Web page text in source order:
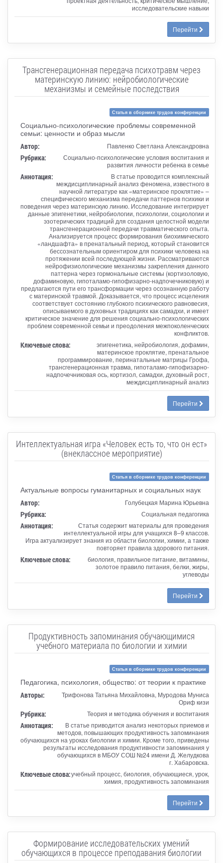
исследовательские навыки
Перейти
Трансгенерационная передача психотравм через
материнскую линию: нейробиологические
механизмы и семейные последствия
Статья в сборнике трудов конференции
Социально-психологические проблемы современной
семьи: ценности и образ мысли
Автор: Павленко Светлана Александровна
Рубрика:
Социально-психологические условия воспитания и
развития личности ребенка в семье
Аннотация:
В статье проводится комплексный
междисциплинарный анализ феномена, известного в
научной литературе как «материнское проклятие» –
специфического механизма передачи паттернов психики и
поведения через материнскую линию. Исследование интегрирует
данные эпигенетики, нейробиологии, психологии, социологии и
эзотерических традиций для создания целостной модели
трансгенерационной передачи травматического опыта.
Анализируется процесс формирования биохимического
«ландшафта» в пренатальный период, который становится
бессознательным ориентиром для психики человека на
протяжении всей последующей жизни. Рассматриваются
нейрофизиологические механизмы закрепления данного
паттерна через гормональные системы (кортизоловую,
дофаминовую, гипоталамо-гипофизарно-надпочечниковую) и
предлагаются пути его трансформации через осознанную работу
с материнской травмой. Доказывается, что процесс исцеления
соответствует состоянию глубокого психического равновесия,
описываемого в духовных традициях как самадхи, и имеет
критическое значение для решения социально-психологических
проблем современной семьи и преодоления межпоколенческих
конфликтов.
Ключевые слова:
эпигенетика, нейробиология, дофамин,
материнское проклятие, пренатальное
программирование, перинатальные матрицы Грофа,
трансгенерационная травма, гипоталамо-гипофизарно-
надпочечниковая ось, кортизол, самадхи, духовный рост,
междисциплинарный анализ
Перейти
Интеллектуальная игра «Человек есть то, что он ест»
(внеклассное мероприятие)
Статья в сборнике трудов конференции
Актуальные вопросы гуманитарных и социальных наук
Автор: Голубецкая Марина Юрьевна
Рубрика: Социальная педагогика
Аннотация:
Статья содержит материалы для проведения
интеллектуальной игры для учащихся 8–9 классов.
Игра актуализирует знания из области биологии, химии, а также
повторяет правила здорового питания.
Ключевые слова:
биология, правильное питание, витамины,
золотое правило питания, белки, жиры,
углеводы
Перейти
Продуктивность запоминания обучающимися
учебного материала по биологии и химии
Статья в сборнике трудов конференции
Педагогика, психология, общество: от теории к практике
Авторы:
Трифонова Татьяна Михайловна, Муродова Муниса
Ориф кизи
Рубрика: Теория и методика обучения и воспитания
Аннотация:
В статье приводится анализ некоторых приемов и
методов, повышающих продуктивность запоминания
обучающихся на уроках биологии и химии. Кроме того, приведены
результаты исследования продуктивности запоминания у
обучающихся в МБОУ СОШ №24 имени Д. Желудкова
г. Хабаровска.
Ключевые слова:учебный процесс, биология, обучающиеся, урок,
химия, продуктивность запоминания
Перейти
Формирование исследовательских умений
обучающихся в процессе преподавания биологии